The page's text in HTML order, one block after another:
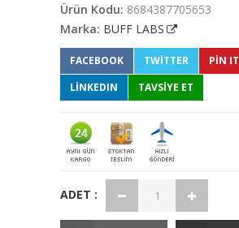
Ürün Kodu: 8684387705653
Marka: BUFF LABS
FACEBOOK TWITTER
PIN IT
LINKEDIN
TAVSİYE ET
ADET :